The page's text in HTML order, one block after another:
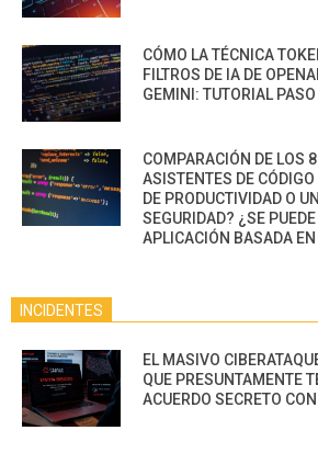
CÓMO LA TÉCNICA
FILTROS DE IA DE
GEMINI: TUTORIAL
COMPARACIÓN DE LOS
ASISTENTES DE
DE PRODUCTIVIDAD O
SEGURIDAD? ¿SE
APLICACIÓN BASADA
INCIDENTES
EL MASIVO
QUE PRESUNTAMENTE
ACUERDO SECRETO